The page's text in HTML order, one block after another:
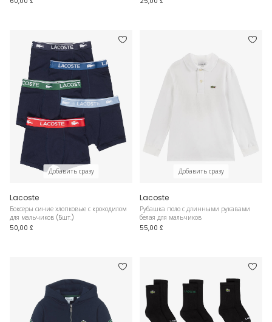
Добавить сразу
Lacoste
Боксеры синие хлопковые с крокодилом
для мальчиков (5шт.)
50,00 £
Добавить сразу
Lacoste
Рубашка поло с длинными рукавами
белая для мальчиков
55,00 £